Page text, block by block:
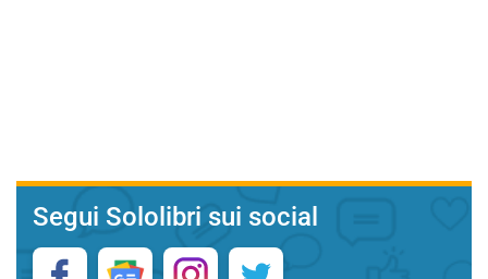
Segui Sololibri sui social